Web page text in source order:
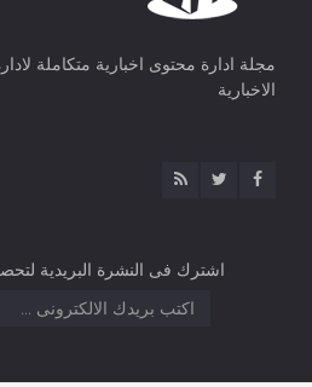
مجلة ادارة محتوى اخبارية متكاملة
الاخبارية
اشترك فى النشرة البريدية